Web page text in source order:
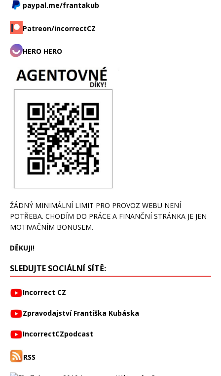
paypal.me/frantakub
Patreon/incorrectCZ
HERO HERO
ŽÁDNÝ MINIMÁLNÍ LIMIT PRO PROVOZ WEBU NENÍ
POTŘEBA. CHODÍM DO PRÁCE A FINANČNÍ STRÁNKA JE JEN
MOTIVAČNÍM BONUSEM.
DĚKUJI!
SLEDUJTE SOCIÁLNÍ SÍTĚ:
Incorrect CZ
Zpravodajství Františka Kubáska
IncorrectCZpodcast
RSS